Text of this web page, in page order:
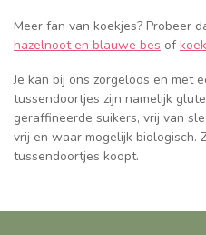
Meer fan van koekjes? Probeer
hazelnoot en blauwe bes of
Je kan bij ons zorgeloos en met
tussendoortjes zijn namelijk
geraffineerde suikers, vrij van
vrij en waar mogelijk biologisch.
tussendoortjes koopt.